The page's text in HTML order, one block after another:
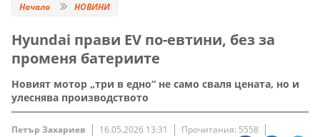
Начало НОВИНИ
Hyundai прави EV по-евтини, без за
променя батериите
Новият мотор „три в едно“ не само сваля цената, но и
улеснява производството
Петър Захариев 16.05.2026 13:31 Прочитания: 5558